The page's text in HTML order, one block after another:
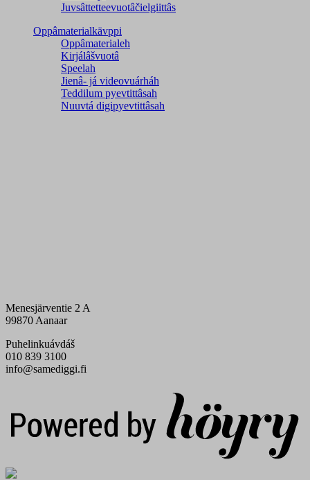
Juvsâttetteevuotâčielgiittâs
Oppâmaterialkävppi
Oppâmaterialeh
Kirjálâšvuotâ
Speelah
Jienâ- já videovuárháh
Teddilum pyevtittâsah
Nuuvtá digipyevtittâsah
Menesjärventie 2 A
99870 Aanaar
Puhelinkuávdáš
010 839 3100
info@samediggi.fi